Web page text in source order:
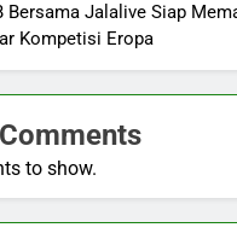
Bersama Jalalive Siap
Kompetisi Eropa
to show.